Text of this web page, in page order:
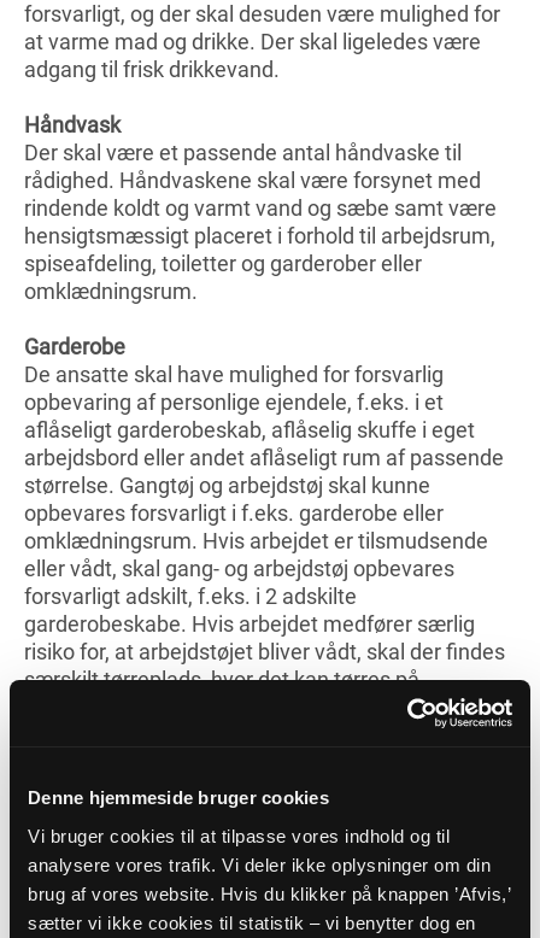
Denne hjemmeside bruger cookies
Vi bruger cookies til at tilpasse vores indhold og til
analysere vores trafik. Vi deler ikke oplysninger om din
brug af vores website. Hvis du klikker på knappen ’Afvis,’
sætter vi ikke cookies til statistik – vi benytter dog en
forsvarligt, og der skal desuden være mulighed for
at varme mad og drikke. Der skal ligeledes være
adgang til frisk drikkevand.
Håndvask
Der skal være et passende antal håndvaske til
rådighed. Håndvaskene skal være forsynet med
rindende koldt og varmt vand og sæbe samt være
hensigtsmæssigt placeret i forhold til arbejdsrum,
spiseafdeling, toiletter og garderober eller
omklædningsrum.
Garderobe
De ansatte skal have mulighed for forsvarlig
opbevaring af personlige ejendele, f.eks. i et
aflåseligt garderobeskab, aflåselig skuffe i eget
arbejdsbord eller andet aflåseligt rum af passende
størrelse. Gangtøj og arbejdstøj skal kunne
opbevares forsvarligt i f.eks. garderobe eller
omklædningsrum. Hvis arbejdet er tilsmudsende
eller vådt, skal gang- og arbejdstøj opbevares
forsvarligt adskilt, f.eks. i 2 adskilte
garderobeskabe. Hvis arbejdet medfører særlig
risiko for, at arbejdstøjet bliver vådt, skal der findes
særskilt tørreplads, hvor det kan tørres på
Kvinder og mænd skal enten have adskilte
benytte samme omklædningsrum hver for sig. Det
vil sige at omklædningsrummet skal kunne låses.
Omklædningsrummet skal være udstyret med
siddepladser.